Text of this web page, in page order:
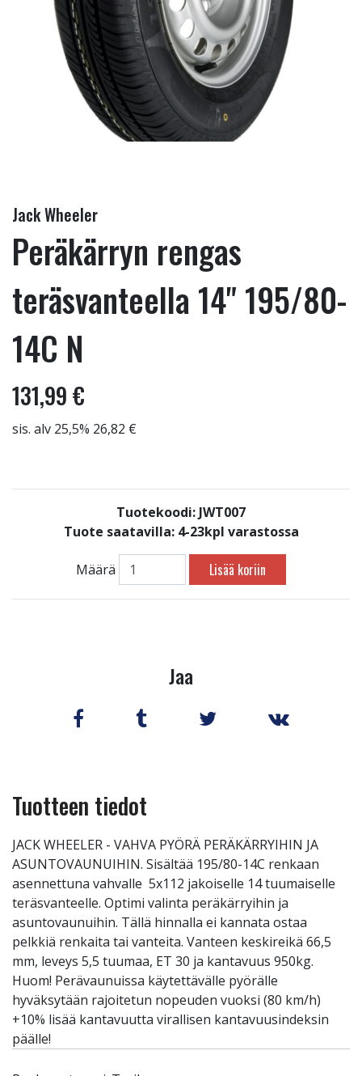
Jack Wheeler
Peräkärryn rengas
teräsvanteella 14" 195/80-
14C N
131,99 €
sis. alv 25,5% 26,82 €
Tuotekoodi: JWT007
Tuote saatavilla: 4-23kpl varastossa
Määrä Lisää koriin
Jaa
Tuotteen tiedot
JACK WHEELER - VAHVA PYÖRÄ PERÄKÄRRYIHIN JA
ASUNTOVAUNUIHIN. Sisältää 195/80-14C renkaan
asennettuna vahvalle 5x112 jakoiselle 14 tuumaiselle
teräsvanteelle. Optimi valinta peräkärryihin ja
asuntovaunuihin. Tällä hinnalla ei kannata ostaa
pelkkiä renkaita tai vanteita. Vanteen keskireikä 66,5
mm, leveys 5,5 tuumaa, ET 30 ja kantavuus 950kg.
Huom! Perävaunuissa käytettävälle pyörälle
hyväksytään rajoitetun nopeuden vuoksi (80 km/h)
+10% lisää kantavuutta virallisen kantavuusindeksin
päälle!